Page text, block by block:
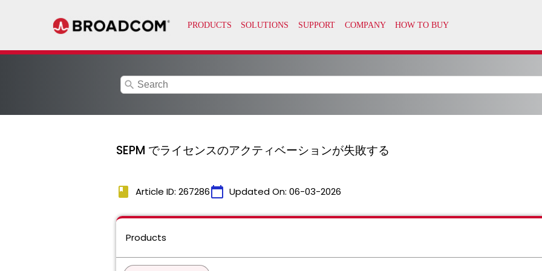
search
SEPM でライセンスのアクティベーションが失敗する
book Article ID: 267286calendar_today Updated On: 06-03-2026
Products